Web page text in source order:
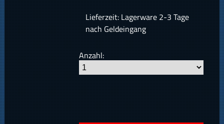
Lieferzeit: Lagerware 2-3 Tage
nach Geldeingang
Anzahl: